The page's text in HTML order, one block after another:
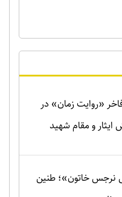
«روایت زمان» در
و مقام شهید
نرجس خاتون»؛ طنین